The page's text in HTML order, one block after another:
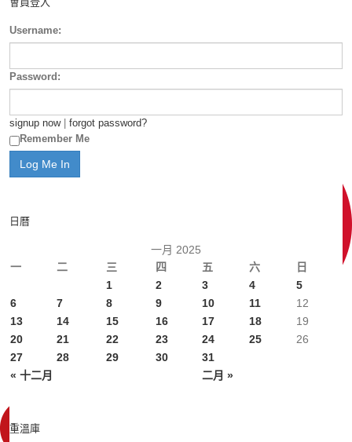
Username:
Password:
signup now| forgot password?
Remember Me
日曆
一月 2025
一
二 三 四 五 六 日
« 十二月 二月 »
1 2 3 4
5
6
7 8 9 10 11
12
13
14 15 16 17 18
19
20
21 22 23 24 25
26
27
28 29 30 31
重溫庫